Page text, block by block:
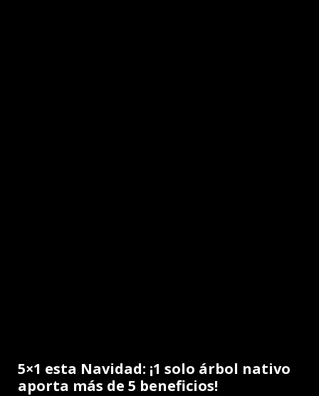
5×1 esta Navidad: ¡1 solo árbol nativo
aporta más de 5 beneficios!